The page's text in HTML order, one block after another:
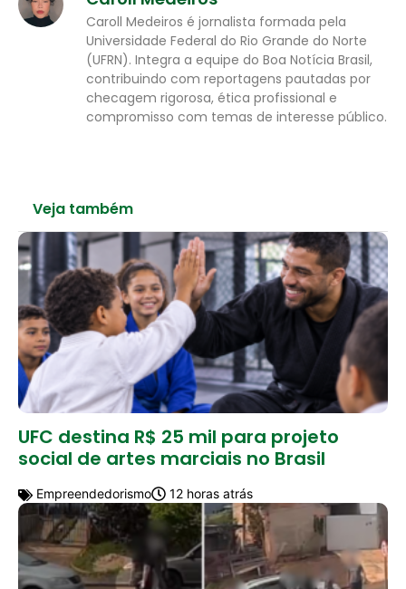
Caroll Medeiros é jornalista formada pela
Universidade Federal do Rio Grande do Norte
(UFRN). Integra a equipe do Boa Notícia Brasil,
contribuindo com reportagens pautadas por
checagem rigorosa, ética profissional e
compromisso com temas de interesse público.
Veja também
UFC destina R$ 25 mil para projeto
social de artes marciais no Brasil
Empreendedorismo 12 horas atrás